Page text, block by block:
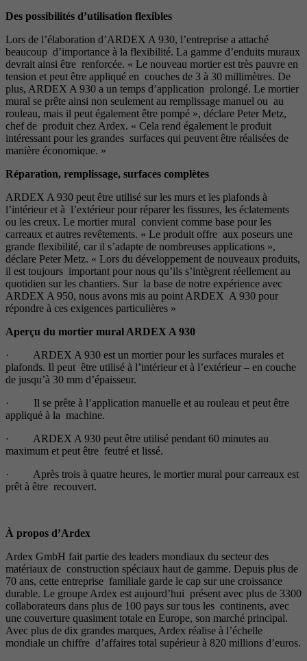
Des possibilités d’utilisation flexibles
Lors de l’élaboration d’ARDEX A 930, l’entreprise a attaché
beaucoup d’importance à la flexibilité. La gamme d’enduits muraux
devrait ainsi être renforcée. « Le nouveau mortier est très pauvre en
tension et peut être appliqué en couches de 3 à 30 millimètres. De
plus, ARDEX A 930 a un temps d’application prolongé. Le mortier
mural se prête ainsi non seulement au remplissage manuel ou au
rouleau, mais il peut également être pompé », déclare Peter Metz,
chef de produit chez Ardex. « Cela rend également le produit
intéressant pour les grandes surfaces qui peuvent être réalisées de
manière économique. »
Réparation, remplissage, surfaces complètes
ARDEX A 930 peut être utilisé sur les murs et les plafonds à
l’intérieur et à l’extérieur pour réparer les fissures, les éclatements
ou les creux. Le mortier mural convient comme base pour les
carreaux et autres revêtements. « Le produit offre aux poseurs une
grande flexibilité, car il s’adapte de nombreuses applications »,
déclare Peter Metz. « Lors du développement de nouveaux produits,
il est toujours important pour nous qu’ils s’intègrent réellement au
quotidien sur les chantiers. Sur la base de notre expérience avec
ARDEX A 950, nous avons mis au point ARDEX A 930 pour
répondre à ces exigences particulières »
Aperçu du mortier mural ARDEX A 930
· ARDEX A 930 est un mortier pour les surfaces murales et
plafonds. Il peut être utilisé à l’intérieur et à l’extérieur – en couche
de jusqu’à 30 mm d’épaisseur.
· Il se prête à l’application manuelle et au rouleau et peut être
appliqué à la machine.
· ARDEX A 930 peut être utilisé pendant 60 minutes au
maximum et peut être feutré et lissé.
· Après trois à quatre heures, le mortier mural pour carreaux est
prêt à être recouvert.
À propos d’Ardex
Ardex GmbH fait partie des leaders mondiaux du secteur des
matériaux de construction spéciaux haut de gamme. Depuis plus de
70 ans, cette entreprise familiale garde le cap sur une croissance
durable. Le groupe Ardex est aujourd’hui présent avec plus de 3300
collaborateurs dans plus de 100 pays sur tous les continents, avec
une couverture quasiment totale en Europe, son marché principal.
Avec plus de dix grandes marques, Ardex réalise à l’échelle
mondiale un chiffre d’affaires total supérieur à 820 millions d’euros.